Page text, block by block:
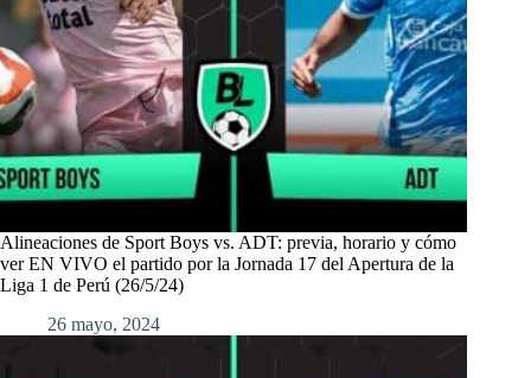
Alineaciones de Sport Boys vs. ADT: previa, horario y cómo
ver EN VIVO el partido por la Jornada 17 del Apertura de la
Liga 1 de Perú (26/5/24)
26 mayo, 2024